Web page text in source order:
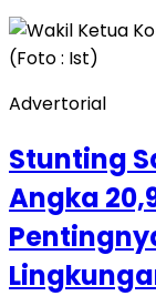
Advertorial
Stunting
Angka